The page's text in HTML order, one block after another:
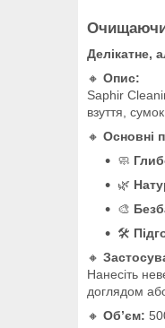
Делікатне,
🔸 Опис:
Saphir
взуття,
🔸 Основні
🧼
🌿
🎨
🛠️
🔸
Нанесіть
доглядом
🔸 Обʼєм: